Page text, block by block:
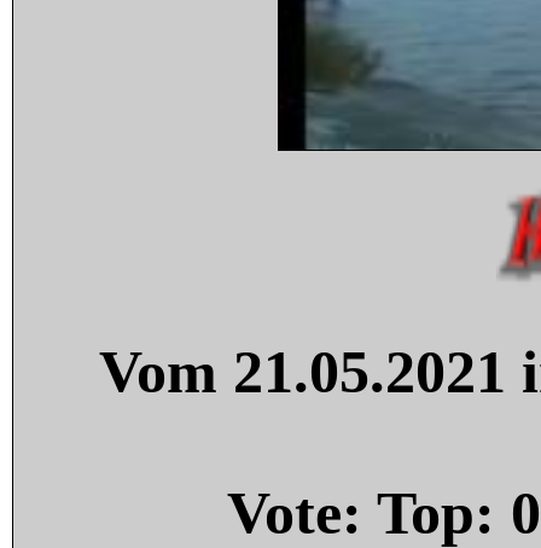
Vom
Vote: Top: 0